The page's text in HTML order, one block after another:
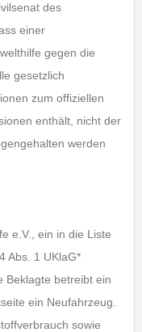
des
einer
gegen die
gesetzlich
zum offiziellen
enthält, nicht der
werden
e.V., ein in die Liste
Abs. 1 UKlaG*
Beklagte betreibt ein
ein Neufahrzeug.
sowie